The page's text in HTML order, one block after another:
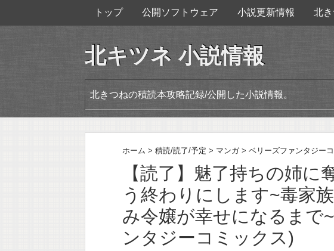
トップ 公開ソフトウェア 小説更新情報 北
北キツネ 小説情報
北きつねの積読本攻略記録/公開した小説情報。
ホーム > 積読/読了/予定 > マンガ > ベリーズファンタジー
【読了】魅了持ちの姉に
う終わりにします~毒家
み令嬢が幸せになるまで
ンタジーコミックス)